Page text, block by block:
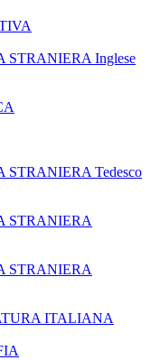
STRANIERA Inglese
STRANIERA Tedesco
STRANIERA
STRANIERA
ITALIANA